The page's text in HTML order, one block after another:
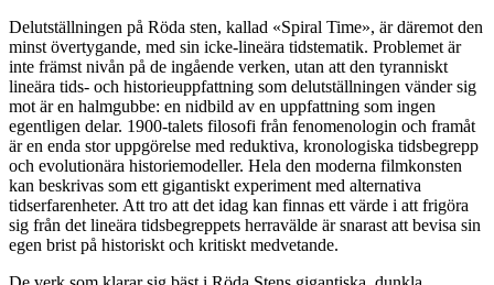
Delutställningen på Röda sten, kallad «Spiral Time», är däremot den
minst övertygande, med sin icke-lineära tidstematik. Problemet är
inte främst nivån på de ingående verken, utan att den tyranniskt
lineära tids- och historieuppfattning som delutställningen vänder sig
mot är en halmgubbe: en nidbild av en uppfattning som ingen
egentligen delar. 1900-talets filosofi från fenomenologin och framåt
är en enda stor uppgörelse med reduktiva, kronologiska tidsbegrepp
och evolutionära historiemodeller. Hela den moderna filmkonsten
kan beskrivas som ett gigantiskt experiment med alternativa
tidserfarenheter. Att tro att det idag kan finnas ett värde i att frigöra
sig från det lineära tidsbegreppets herravälde är snarast att bevisa sin
egen brist på historiskt och kritiskt medvetande.